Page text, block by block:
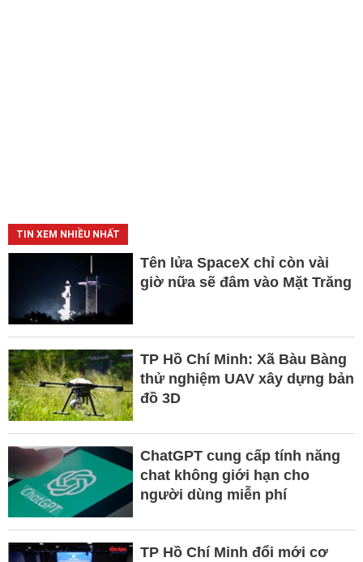
TIN XEM NHIỀU NHẤT
Tên lửa SpaceX chỉ còn vài
giờ nữa sẽ đâm vào Mặt Trăng
TP Hồ Chí Minh: Xã Bàu Bàng
thử nghiệm UAV xây dựng bản
đồ 3D
ChatGPT cung cấp tính năng
chat không giới hạn cho
người dùng miễn phí
TP Hồ Chí Minh đổi mới cơ